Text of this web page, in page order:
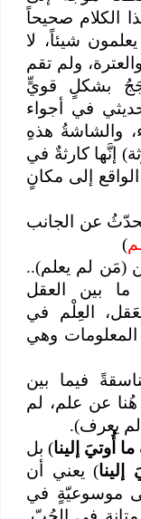
الكلام صحيحاً
شيئاً، لا
ولم تقم
بشكلٍ قويٍّ
في أجواء
والشاشةُ هذهِ
إنَّها كارثةٌ في
إلى مكانٍ
عن الجانب
)
(مَن لم يعلم)..
بين العقل
العِلْم في
وهي
فيما بين
عن علم، لم
يعرف).
إلينا) بل
) يعني أن
موسوعيّةٍ في